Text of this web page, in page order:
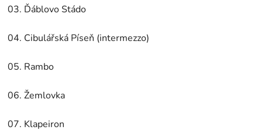
03. Ďáblovo Stádo
04. Cibulářská Píseň (intermezzo)
05. Rambo
06. Žemlovka
07. Klapeiron